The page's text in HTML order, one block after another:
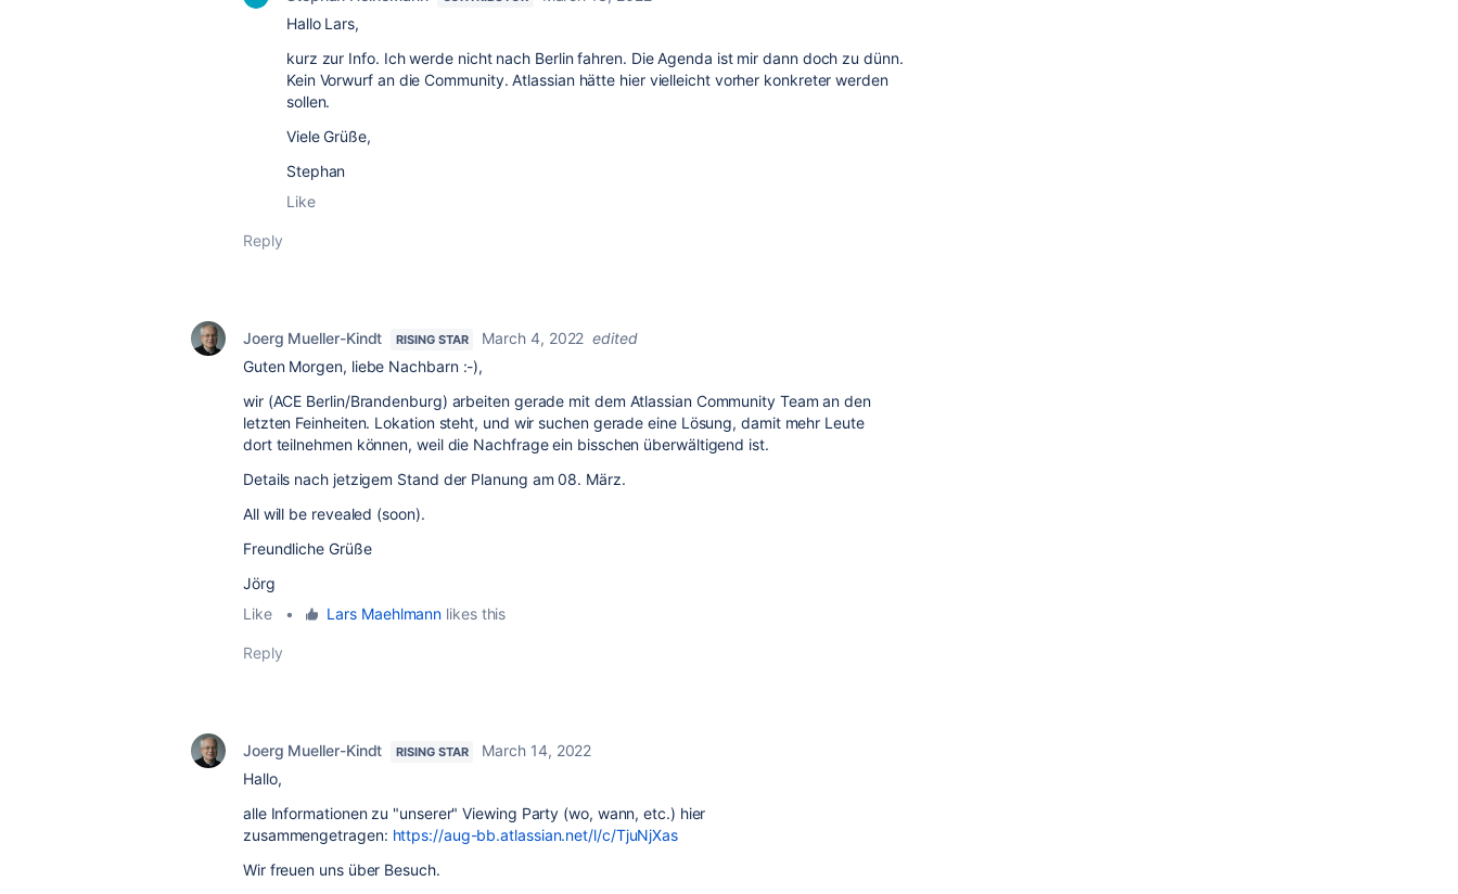
Hallo Lars,
kurz zur Info. Ich werde nicht nach Berlin fahren. Die Agenda ist mir dann doch zu dünn.
Kein Vorwurf an die Community. Atlassian hätte hier vielleicht vorher konkreter werden
sollen.
Viele Grüße,
Stephan
Like
Reply
Joerg Mueller-Kindt RISING STAR March 4, 2022 edited
Guten Morgen, liebe Nachbarn :-),
wir (ACE Berlin/Brandenburg) arbeiten gerade mit dem Atlassian Community Team an den
letzten Feinheiten. Lokation steht, und wir suchen gerade eine Lösung, damit mehr Leute
dort teilnehmen können, weil die Nachfrage ein bisschen überwältigend ist.
Details nach jetzigem Stand der Planung am 08. März.
All will be revealed (soon).
Freundliche Grüße
Jörg
Like
• Lars Maehlmann likes this
Reply
Joerg Mueller-Kindt RISING STAR
March 14, 2022
Hallo,
alle Informationen zu "unserer" Viewing Party (wo, wann, etc.) hier
zusammengetragen: https://aug-bb.atlassian.net/l/c/TjuNjXas
Wir freuen uns über Besuch.